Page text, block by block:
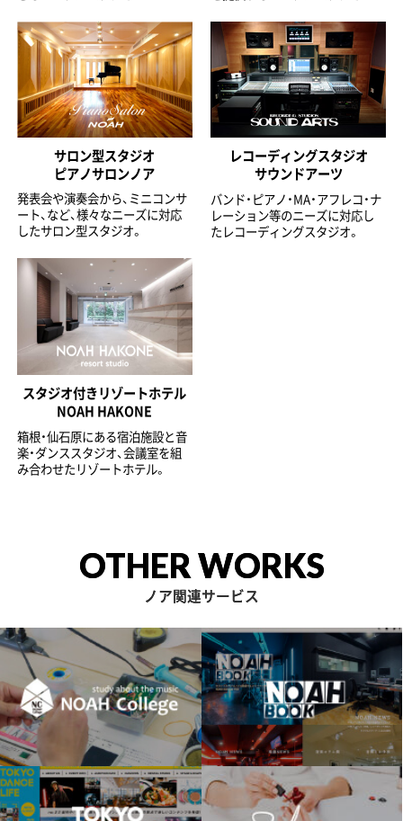
サロン型スタジオ
ピアノサロンノア
発表会や演奏会から、ミニコンサ
ート、など、様々なニーズに対応
したサロン型スタジオ。
レコーディングスタジオ
サウンドアーツ
バンド・ピアノ・MA・アフレコ・ナ
レーション等のニーズに対応し
たレコーディングスタジオ。
スタジオ付きリゾートホテル
NOAH HAKONE
箱根・仙石原にある宿泊施設と音
楽・ダンススタジオ、会議室を組
み合わせたリゾートホテル。
OTHER WORKS
ノア関連サービス